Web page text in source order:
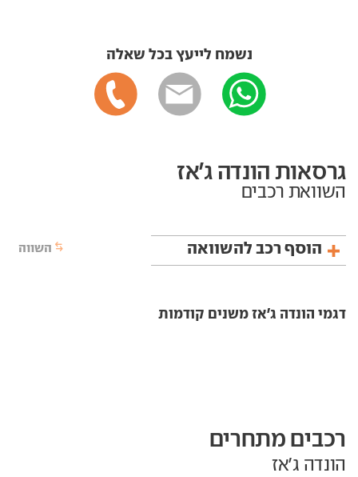
נשמח לייעץ בכל שאלה
גרסאות הונדה ג'אז
השוואת רכבים
הוסף רכב להשוואה השווה
דגמי הונדה ג'אז משנים קודמות
רכבים מתחרים
הונדה ג'אז